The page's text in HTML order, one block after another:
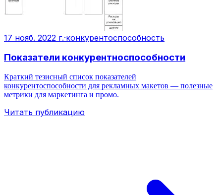
17 нояб. 2022 г.·конкурентоспособность
Показатели конкурентноспособности
Краткий тезисный список показателей
конкурентоспособности для рекламных макетов — полезные
метрики для маркетинга и промо.
Читать публикацию